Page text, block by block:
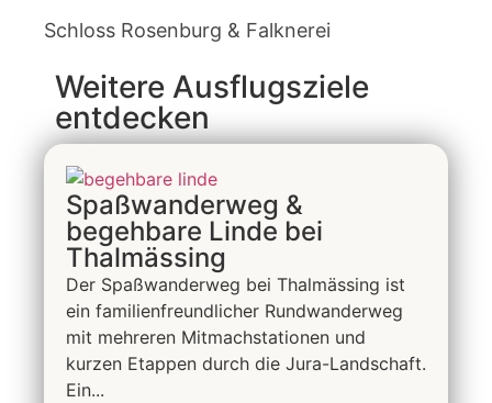
Schloss Rosenburg & Falknerei
Weitere Ausflugsziele
entdecken
Spaßwanderweg &
begehbare Linde bei
Thalmässing
Der Spaßwanderweg bei Thalmässing ist
ein familienfreundlicher Rundwanderweg
mit mehreren Mitmachstationen und
kurzen Etappen durch die Jura-Landschaft.
Ein...